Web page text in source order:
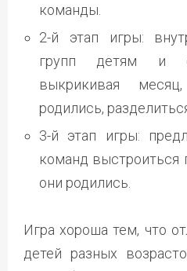
команды.
2-й этап игры:
групп детям и
выкрикивая
родились,
3-й этап игры:
команд выстроиться
они родились.
Игра хороша тем, что
детей разных